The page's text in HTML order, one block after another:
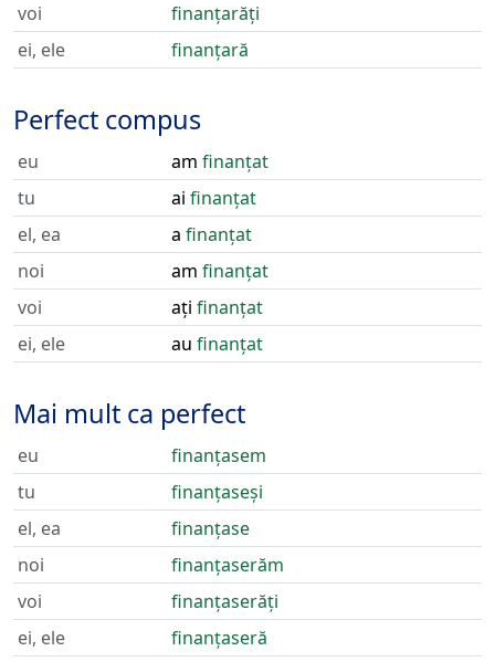
voi
finanțarăți
ei, ele
finanțară
Perfect compus
eu am finanțat
tu
ai finanțat
el, ea
a finanțat
noi
am finanțat
voi
ați finanțat
ei, ele
au finanțat
Mai mult ca perfect
eu
finanțasem
tu
finanțaseși
el, ea
finanțase
noi
finanțaserăm
voi
finanțaserăți
ei, ele
finanțaseră